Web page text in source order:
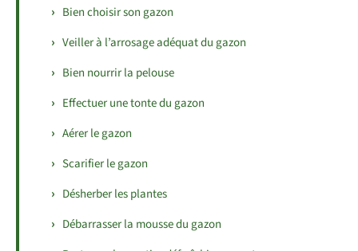
Bien choisir son gazon
Veiller à l’arrosage adéquat du gazon
Bien nourrir la pelouse
Effectuer une tonte du gazon
Aérer le gazon
Scarifier le gazon
Désherber les plantes
Débarrasser la mousse du gazon